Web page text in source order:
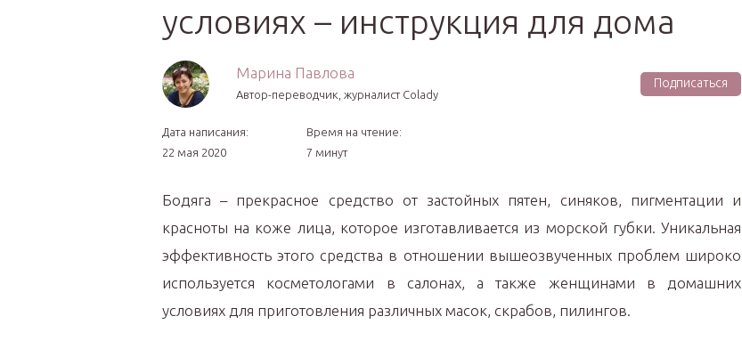
условиях – инструкция для дома
Марина Павлова
Автор-переводчик, журналист Colady
Подписаться
Дата написания:
22 мая 2020
Время на чтение:
7 минут
Бодяга – прекрасное средство от застойных пятен, синяков, пигментации и
красноты на коже лица, которое изготавливается из морской губки. Уникальная
эффективность этого средства в отношении вышеозвученных проблем широко
используется косметологами в салонах, а также женщинами в домашних
условиях для приготовления различных масок, скрабов, пилингов.